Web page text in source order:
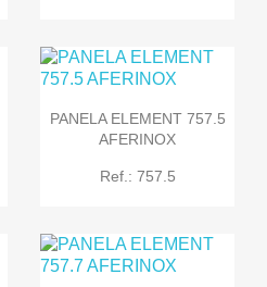
PANELA ELEMENT 757.5
AFERINOX
Ref.: 757.5